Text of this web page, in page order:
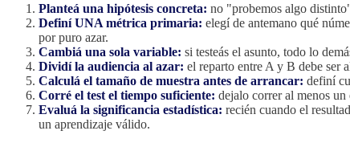
Planteá una hipótesis concreta: no "probemos algo
Definí UNA métrica primaria: elegí de antemano qué
por puro azar.
Cambiá una sola variable: si testeás el asunto, todo lo
Dividí la audiencia al azar: el reparto entre A y B debe ser
Calculá el tamaño de muestra antes de arrancar: definí
Corré el test el tiempo suficiente: dejalo correr al menos
Evaluá la significancia estadística: recién cuando el
un aprendizaje válido.